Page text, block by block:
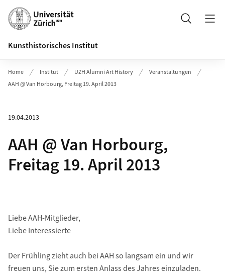
Header
Suche
Kunsthistorisches Institut
Home Institut UZH Alumni Art History
Veranstaltungen
AAH @ Van Horbourg, Freitag 19. April 2013
19.04.2013
AAH @ Van Horbourg,
Freitag 19. April 2013
Liebe AAH-Mitglieder,
Liebe Interessierte
Der Frühling zieht auch bei AAH so langsam ein und wir
freuen uns, Sie zum ersten Anlass des Jahres einzuladen.